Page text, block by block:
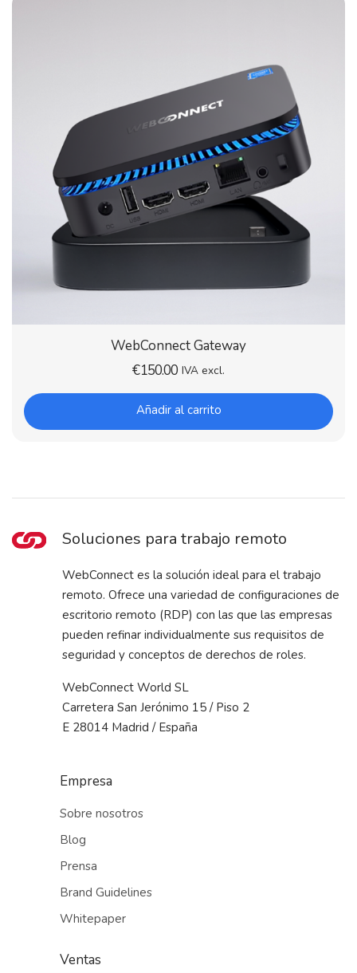
WebConnect Gateway
€150.00 IVA excl.
Añadir al carrito
Soluciones para trabajo remoto
WebConnect es la solución ideal para el trabajo
remoto. Ofrece una variedad de configuraciones de
escritorio remoto (RDP) con las que las empresas
pueden refinar individualmente sus requisitos de
seguridad y conceptos de derechos de roles.
WebConnect World SL
Carretera San Jerónimo 15 / Piso 2
E 28014 Madrid / España
Empresa
Sobre nosotros
Blog
Prensa
Brand Guidelines
Whitepaper
Ventas